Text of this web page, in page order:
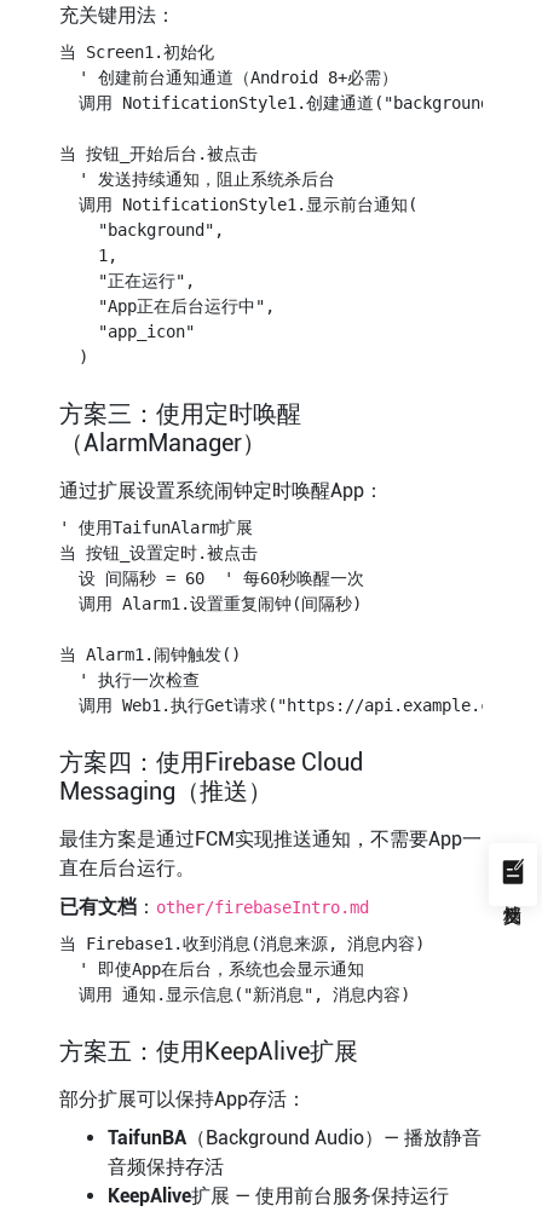
充关键用法：
当 Screen1.初始化
  ' 创建前台通知通道（Android 8+必需）
调用 NotificationStyle1.创建通道("background", "
当 按钮_开始后台.被点击
  ' 发送持续通知，阻止系统杀后台
  调用 NotificationStyle1.显示前台通知(
    "background",
    1,
    "正在运行",
    "App正在后台运行中",
    "app_icon"
方案三：使用定时唤醒
（AlarmManager）
通过扩展设置系统闹钟定时唤醒App：
' 使用TaifunAlarm扩展
当 按钮_设置定时.被点击
  设 间隔秒 = 60  ' 每60秒唤醒一次
  调用 Alarm1.设置重复闹钟(间隔秒)
当 Alarm1.闹钟触发()
  ' 执行一次检查
方案四：使用Firebase Cloud
Messaging（推送）
最佳方案是通过FCM实现推送通知，不需要App一
直在后台运行。
已有文档： other/firebaseIntro.md
当 Firebase1.收到消息(消息来源, 消息内容)
  ' 即使App在后台，系统也会显示通知
方案五：使用KeepAlive扩展
部分扩展可以保持App存活：
TaifunBA（Background Audio）— 播放静音
音频保持存活
KeepAlive扩展 — 使用前台服务保持运行